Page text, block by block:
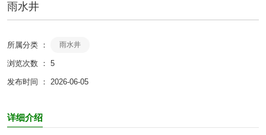
雨水井
所属分类 ： 雨水井
浏览次数 ： 5
发布时间 ： 2026-06-05
详细介绍